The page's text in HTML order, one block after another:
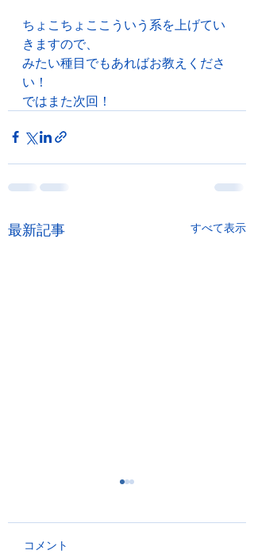
ちょこちょここういう系を上げてい
きますので、
みたい種目でもあればお教えくださ
い！
ではまた次回！
最新記事 すべて表示
コメント